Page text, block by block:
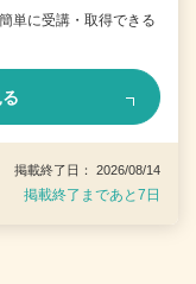
単に受講・取得できる
掲載終了日： 2026/08/14
掲載終了まであと7日